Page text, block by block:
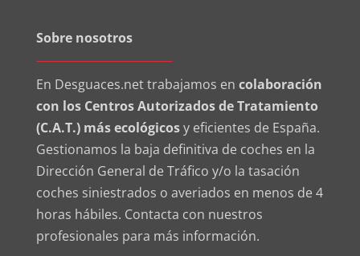
Sobre nosotros
En Desguaces.net trabajamos en colaboración
con los Centros Autorizados de Tratamiento
(C.A.T.) más ecológicosy eficientes de España.
Gestionamos la baja definitiva de coches en la
Dirección General de Tráfico y/o la tasación
coches siniestrados o averiados en menos de 4
horas hábiles. Contacta con nuestros
profesionales para más información.